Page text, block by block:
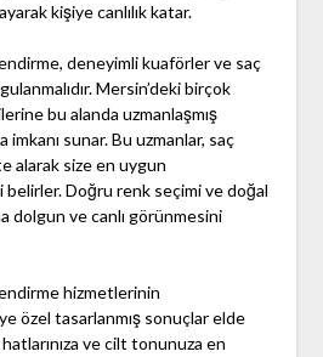
kişiye canlılık katar.
deneyimli kuaförler ve saç
Mersin’deki birçok
bu alanda uzmanlaşmış
sunar. Bu uzmanlar, saç
alarak size en uygun
Doğru renk seçimi ve doğal
dolgun ve canlı görünmesini
hizmetlerinin
özel tasarlanmış sonuçlar elde
ve cilt tonunuza en